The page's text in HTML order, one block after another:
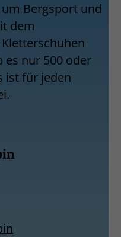
Bergsport und
dem
nur 500 oder
ist für jeden